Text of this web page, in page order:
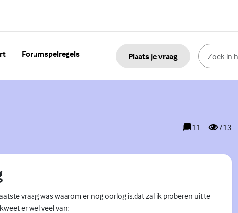
Forumspelregels Plaats je vraag
11
reacties
713
weergaves
vraag was waarom er nog oorlog is,dat zal ik proberen uit te
er wel veel van;